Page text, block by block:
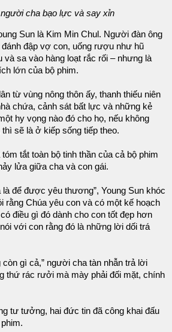
cha bạo lực và say xỉn
Sun là Kim Min Chul. Người đàn ông
đập vợ con, uống rượu như hũ
và sa vào hàng loạt rắc rối – nhưng là
lớn của bộ phim.
từ vùng nông thôn ấy, thanh thiếu niên
chứa, cảnh sát bất lực và những kẻ
hy vọng nào đó cho họ, nếu không
sẽ là ở kiếp sống tiếp theo.
tắt toàn bộ tinh thần của cả bộ phim
lửa giữa cha và con gái.
là để được yêu thương”, Young Sun khóc
rằng Chúa yêu con và có một kế hoạch
điều gì đó dành cho con tốt đẹp hơn
với con rằng đó là những lời dối trá
còn gì cả,” người cha tàn nhẫn trả lời
thứ rác rưởi mà mày phải đối mặt, chính
tư tưởng, hai đức tin đã công khai đấu